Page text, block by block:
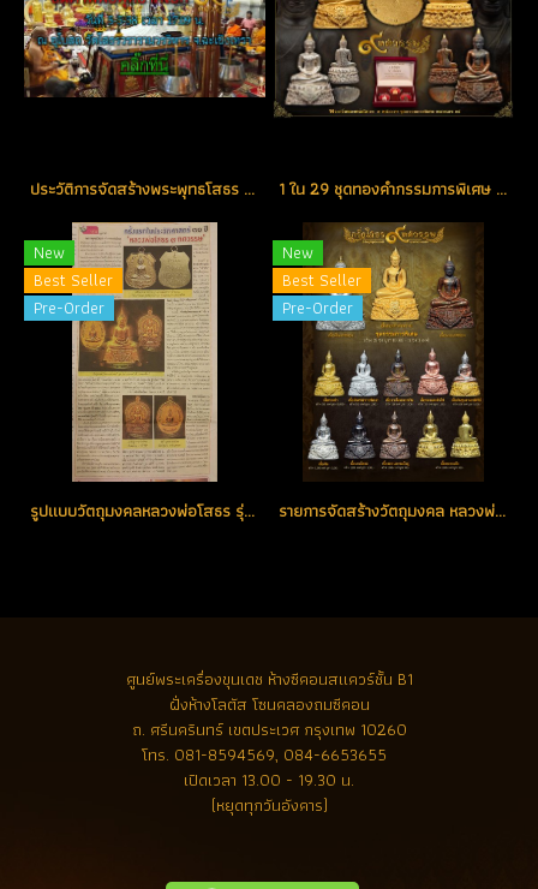
ประวัติการจัดสร้างพระพุทธโสธร รุ่น ๙ ทศวรรษ สุดยอดพุทธศิลป์ในรอบ 90 ปี 1 ใน 29 ชุดทองคำกรรมการพิเศษ ตอกโค้ด "ศ" (เศรษฐี) หมายเลข 14 สร้างน้อย ตอกโค้ดหายากที่สุดในรุ่น (โทรถาม)
New
Best Seller
Pre-Order
รูปแบบวัตถุมงคลหลวงพ่อโสธร รุ่น ๙ ทศวรรษ
New
Best Seller
Pre-Order
รายการจัดสร้างวัตถุมงคล หลวงพ่อโสธร รุ่น ๙ ทศวรรษ
ศูนย์พระเครื่องขุนเดช ห้างซีคอนสแควร์ชั้น B1
ฝั่งห้างโลตัส โซนคลองถมซีคอน
ถ. ศรีนครินทร์ เขตประเวศ กรุงเทพ 10260
โทร. 081-8594569, 084-6653655
เปิดเวลา 13.00 - 19.30 น.
(หยุดทุกวันอังคาร)